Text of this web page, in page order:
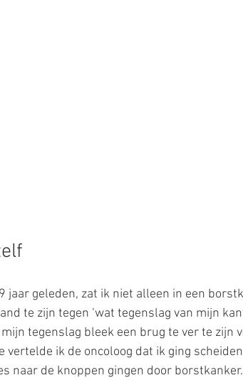
jaar geleden, zat ik niet alleen in een
te zijn tegen ‘wat tegenslag van mijn
tegenslag bleek een brug te ver te zijn
vertelde ik de oncoloog dat ik ging
naar de knoppen gingen door